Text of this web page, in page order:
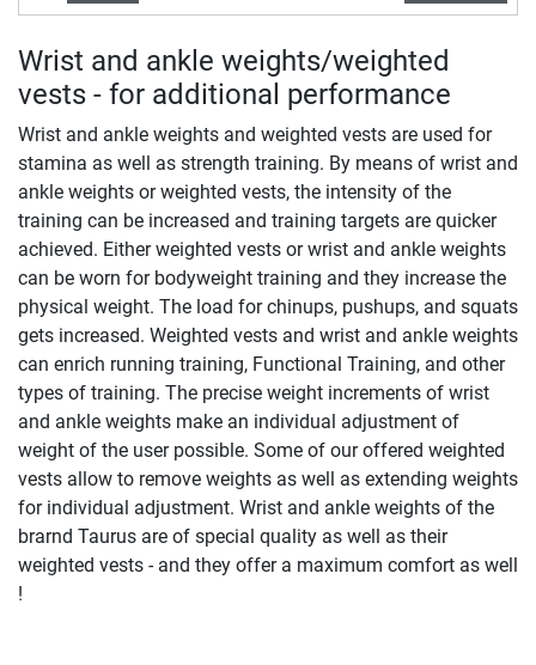
Wrist and ankle weights/weighted
vests - for additional performance
Wrist and ankle weights and weighted vests are used for
stamina as well as strength training. By means of wrist and
ankle weights or weighted vests, the intensity of the
training can be increased and training targets are quicker
achieved. Either weighted vests or wrist and ankle weights
can be worn for bodyweight training and they increase the
physical weight. The load for chinups, pushups, and squats
gets increased. Weighted vests and wrist and ankle weights
can enrich running training, Functional Training, and other
types of training. The precise weight increments of wrist
and ankle weights make an individual adjustment of
weight of the user possible. Some of our offered weighted
vests allow to remove weights as well as extending weights
for individual adjustment. Wrist and ankle weights of the
brarnd Taurus are of special quality as well as their
weighted vests - and they offer a maximum comfort as well
!